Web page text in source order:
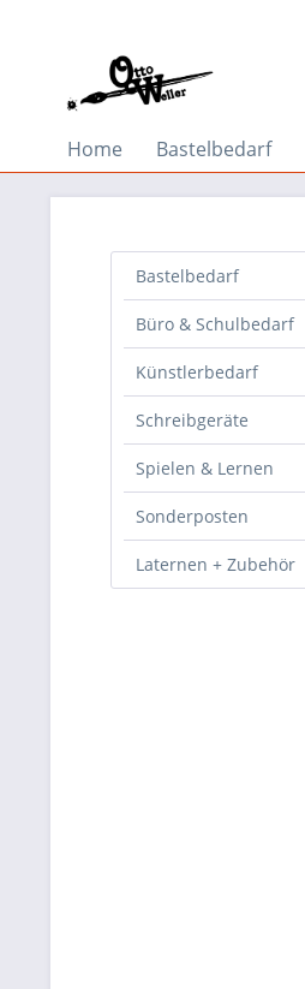
Home Bastelbedarf
Bastelbedarf
Büro & Schulbedarf
Künstlerbedarf
Schreibgeräte
Spielen & Lernen
Sonderposten
Laternen + Zubehör